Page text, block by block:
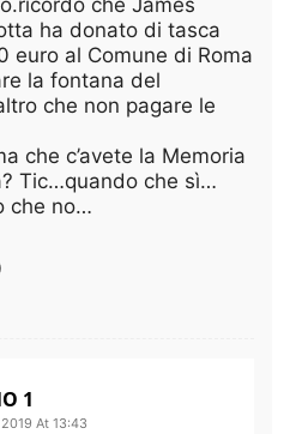
ha donato di tasca
euro al Comune di Roma
la fontana del
che non pagare le
che c’avete la Memoria
Tic…quando che sì…
che no…
1
At 13:43